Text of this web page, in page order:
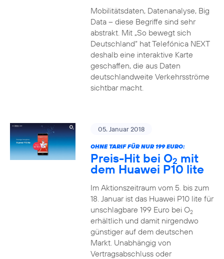
Mobilitätsdaten, Datenanalyse, Big
Data – diese Begriffe sind sehr
abstrakt. Mit „So bewegt sich
Deutschland“ hat Telefónica NEXT
deshalb eine interaktive Karte
geschaffen, die aus Daten
deutschlandweite Verkehrsströme
sichtbar macht.
05. Januar 2018
OHNE TARIF FÜR NUR 199 EURO:
Preis-Hit bei O2 mit
dem Huawei P10 lite
Im Aktionszeitraum vom 5. bis zum
18. Januar ist das Huawei P10 lite für
unschlagbare 199 Euro bei O2
erhältlich und damit nirgendwo
günstiger auf dem deutschen
Markt. Unabhängig von
Vertragsabschluss oder